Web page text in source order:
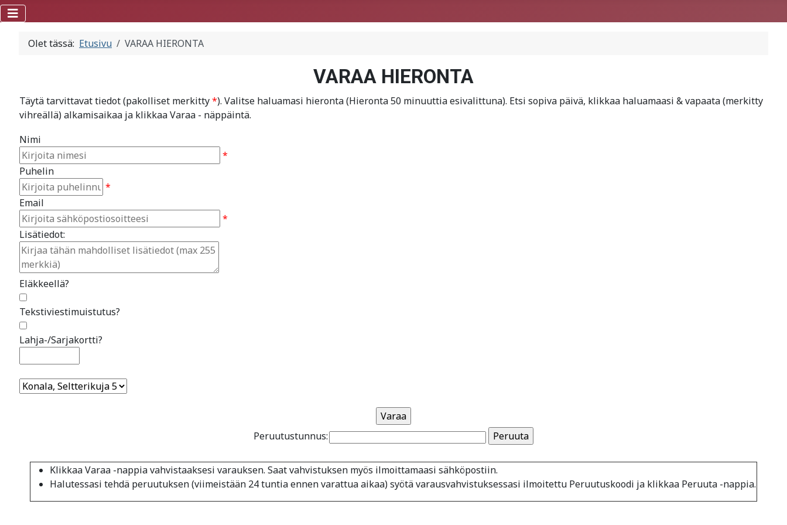
Olet tässä: Etusivu VARAA HIERONTA
VARAA HIERONTA
Täytä tarvittavat tiedot (pakolliset merkitty*). Valitse haluamasi hieronta (Hieronta 50 minuuttia esivalittuna). Etsi sopiva päivä, klikkaa haluamaasi & vapaata (merkitty
vihreällä) alkamisaikaa ja klikkaa Varaa - näppäintä.
Nimi
*
Puhelin
*
Email
*
Lisätiedot:
Eläkkeellä?
Tekstiviestimuistutus?
Lahja-/Sarjakortti?
Peruutustunnus:
Klikkaa Varaa -nappia vahvistaaksesi varauksen. Saat vahvistuksen myös ilmoittamaasi sähköpostiin.
Halutessasi tehdä peruutuksen (viimeistään 24 tuntia ennen varattua aikaa) syötä varausvahvistuksessasi ilmoitettu Peruutuskoodi ja klikkaa Peruuta -nappia.